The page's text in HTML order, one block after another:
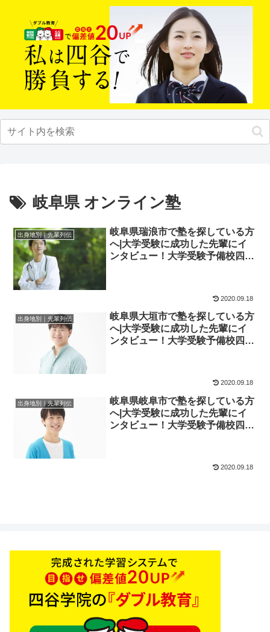
岐阜県 オンライン塾
出身地別｜先輩列伝
岐阜県瑞浪市で塾を探している方
へ|大学受験に成功した先輩にイ
ンタビュー！大学受験予備校四谷
2020.09.18
出身地別｜先輩列伝
岐阜県大垣市で塾を探している方
へ|大学受験に成功した先輩にイ
ンタビュー！大学受験予備校四谷
2020.09.18
出身地別｜先輩列伝
岐阜県岐阜市で塾を探している方
へ|大学受験に成功した先輩にイ
ンタビュー！大学受験予備校四谷
2020.09.18